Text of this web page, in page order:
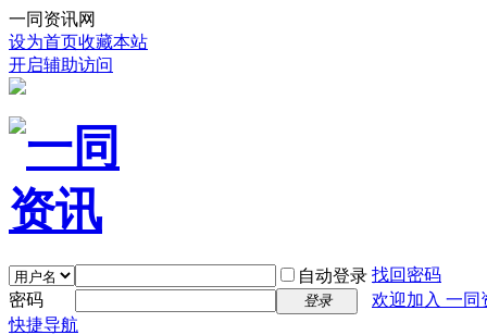
一同资讯网
设为首页收藏本站
开启辅助访问
自动登录 找回密码
密码
登录
欢迎加入 一同
快捷导航